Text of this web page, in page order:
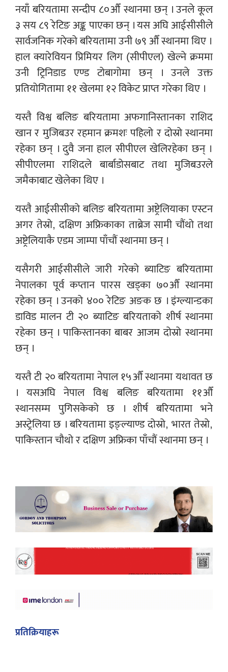
नयाँ बरियतामा सन्दीप ८०औँ स्थानमा छन् । उनले कूल
३ सय ८९ रेटिङ अङ्क पाएका छन् । यस अघि आईसीसीले
सार्वजनिक गरेको बरियतामा उनी ७९ औँ स्थानमा थिए ।
हाल क्यारेवियन प्रिमियर लिग (सीपीएल) खेल्ने क्रममा
उनी ट्रिनिडाड एण्ड टोबागोमा छन् । उनले उक्त
प्रतियोगितामा ११ खेलमा १२ विकेट प्राप्त गरेका थिए ।
यस्तै विश्व बलिङ बरियतामा अफगानिस्तानका राशिद
खान र मुजिबउर रहमान क्रमशः पहिलो र दोस्रो स्थानमा
रहेका छन् । दुवै जना हाल सीपीएल खेलिरहेका छन् ।
सीपीएलमा राशिदले बार्बाडोसबाट तथा मुजिबउरले
जमैकाबाट खेलेका थिए ।
यस्तै आईसीसीको बलिङ बरियतामा अष्ट्रेलियाका एस्टन
अगर तेस्रो, दक्षिण अफ्रिकाका ताब्रेज सामी चौंथो तथा
अष्ट्रेलियाकै एडम जाम्पा पाँचौं स्थानमा छन् ।
यसैगरी आईसीसीले जारी गरेको ब्याटिङ बरियतामा
नेपालका पूर्व कप्तान पारस खड्का ७०औँ स्थानमा
रहेका छन् । उनको ४०० रेटिङ अङक छ । इंग्ल्यान्डका
डाविड मालन टी २० ब्याटिङ बरियताको शीर्ष स्थानमा
रहेका छन् । पाकिस्तानका बाबर आजम दोस्रो स्थानमा
छन् ।
यस्तै टी २० बरियतामा नेपाल १५औँ स्थानमा यथावत छ
। यसअघि नेपाल विश्व बलिङ बरियतामा ११औँ
स्थानसम्म पुगिसकेको छ । शीर्ष बरियतामा भने
अस्ट्रेलिया छ । बरियतामा इङ्ल्याण्ड दोस्रो, भारत तेस्रो,
पाकिस्तान चौथो र दक्षिण अफ्रिका पाँचौं स्थानमा छन् ।
प्रतिक्रियाहरू